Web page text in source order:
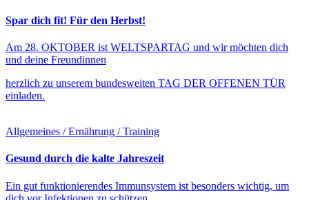
Spar dich fit! Für den Herbst!
Am 28. OKTOBER ist WELTSPARTAG und wir möchten dich
und deine Freundinnen
herzlich zu unserem bundesweiten TAG DER OFFENEN TÜR
einladen.
Allgemeines / Ernährung / Training
Gesund durch die kalte Jahreszeit
Ein gut funktionierendes Immunsystem ist besonders wichtig, um